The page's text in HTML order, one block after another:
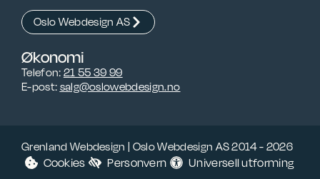
Oslo Webdesign AS
Økonomi
Telefon: 21 55 39 99
E-post: on.ngisedbewolso@glas
Grenland Webdesign | Oslo Webdesign AS 2014 - 2026
Cookies Personvern Universell utforming